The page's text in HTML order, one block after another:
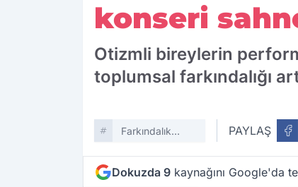
konseri
Otizmli bireylerin
toplumsal farkındalığı
Farkındalık
PAYLAŞ
Dokuzda 9 kaynağını Google'da